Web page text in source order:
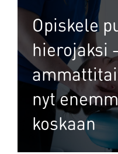
Opiskele
hierojaksi
nyt
koskaan